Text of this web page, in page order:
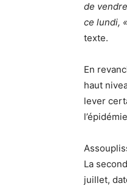
de
ce lundi,
texte.
En
haut
lever
La
juillet,